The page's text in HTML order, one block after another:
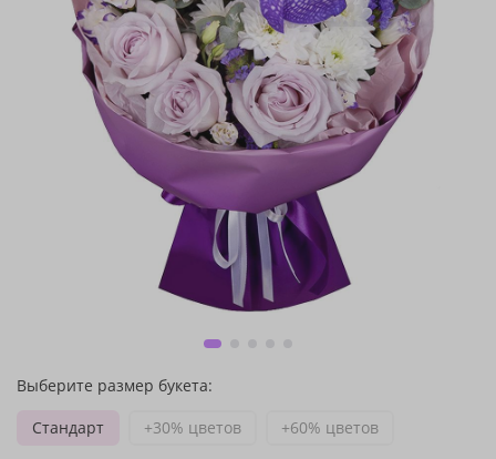
Выберите размер букета:
Стандарт
+30% цветов +60% цветов